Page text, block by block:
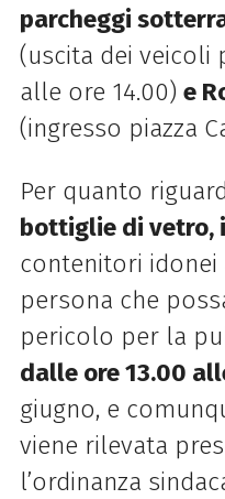
parcheggi
(uscita dei veicoli
alle ore 14.00) e
(ingresso piazza
Per quanto
bottiglie di vetro,
contenitori
persona che
pericolo per la
dalle ore 13.00
giugno, e
viene rilevata
l’ordinanza